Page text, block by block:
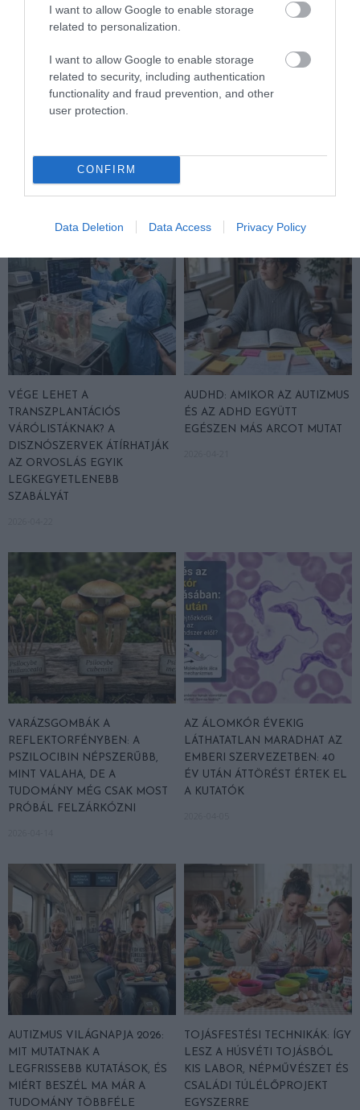
I want to allow Google to enable storage
related to personalization.
I want to allow Google to enable storage
related to security, including authentication
functionality and fraud prevention, and other
user protection.
CONFIRM
Data Deletion Data Access Privacy Policy
DAVID ATTENBOROUGH 100
ÉVES: AZ EMBER, AKI
TERMÉSZETET
NOBEL-DÍJAT KAPOTT EGY
2026-04-23
VÉGE LEHET A
TRANSZPLANTÁCIÓS
VÁRÓLISTÁKNAK? A
DISZNÓSZERVEK ÁTÍRHATJÁK
AZ ORVOSLÁS EGYIK
LEGKEGYETLENEBB
SZABÁLYÁT
AUDHD: AMIKOR AZ AUTIZMUS
ÉS AZ ADHD EGYÜTT
EGÉSZEN MÁS ARCOT MUTAT
VARÁZSGOMBÁK A
REFLEKTORFÉNYBEN: A
PSZILOCIBIN NÉPSZERŰBB,
MINT VALAHA, DE A
TUDOMÁNY MÉG CSAK MOST
PRÓBÁL FELZÁRKÓZNI
AZ ÁLOMKÓR ÉVEKIG
LÁTHATATLAN MARADHAT AZ
EMBERI SZERVEZETBEN: 40
ÉV UTÁN ÁTTÖRÉST ÉRTEK EL
A KUTATÓK
AUTIZMUS VILÁGNAPJA 2026:
MIT MUTATNAK A
LEGFRISSEBB KUTATÁSOK, ÉS
MIÉRT BESZÉL MA MÁR A
TUDOMÁNY TÖBBFÉLE
TOJÁSFESTÉSI TECHNIKÁK: ÍGY
LESZ A HÚSVÉTI TOJÁSBÓL
KIS LABOR, NÉPMŰVÉSZET ÉS
CSALÁDI TÚLÉLŐPROJEKT
EGYSZERRE